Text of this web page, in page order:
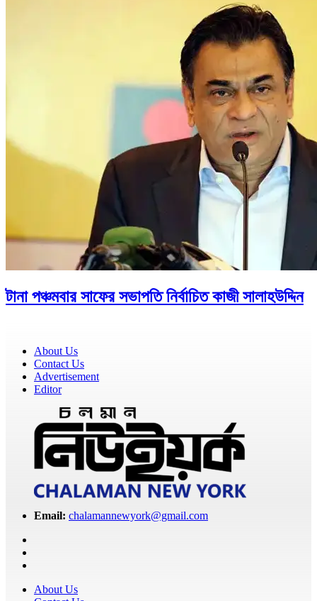
টানা পঞ্চমবার সাফের সভাপতি নির্বাচিত কাজী সালাহউদ্দিন
About Us
Contact Us
Advertisement
Editor
Email: chalamannewyork@gmail.com
About Us